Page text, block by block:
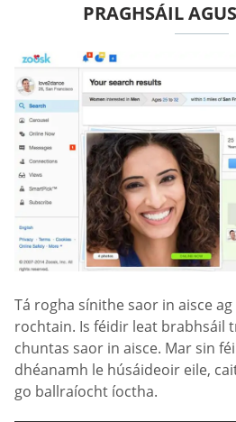
PRAGHSÁIL
Tá rogha sínithe saor in aisce
rochtain. Is féidir leat brabhsáil
chuntas saor in aisce. Mar sin
dhéanamh le húsáideoir eile,
go ballraíocht íoctha.